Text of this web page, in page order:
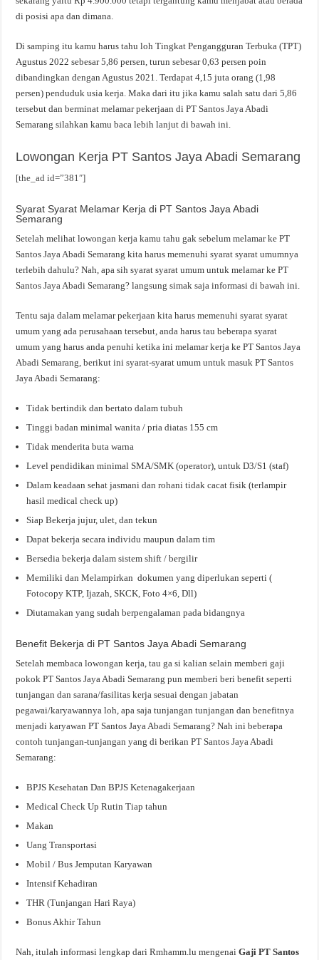
di posisi apa dan dimana.
Di samping itu kamu harus tahu loh Tingkat Pengangguran Terbuka (TPT)
Agustus 2022 sebesar 5,86 persen, turun sebesar 0,63 persen poin
dibandingkan dengan Agustus 2021. Terdapat 4,15 juta orang (1,98
persen) penduduk usia kerja. Maka dari itu jika kamu salah satu dari 5,86
tersebut dan berminat melamar pekerjaan di PT Santos Jaya Abadi
Semarang silahkan kamu baca lebih lanjut di bawah ini.
Lowongan Kerja PT Santos Jaya Abadi Semarang
[the_ad id=”381″]
Syarat Syarat Melamar Kerja di PT Santos Jaya Abadi
Semarang
Setelah melihat lowongan kerja kamu tahu gak sebelum melamar ke PT
Santos Jaya Abadi Semarang kita harus memenuhi syarat syarat umumnya
terlebih dahulu? Nah, apa sih syarat syarat umum untuk melamar ke PT
Santos Jaya Abadi Semarang? langsung simak saja informasi di bawah ini.
Tentu saja dalam melamar pekerjaan kita harus memenuhi syarat syarat
umum yang ada perusahaan tersebut, anda harus tau beberapa syarat
umum yang harus anda penuhi ketika ini melamar kerja ke PT Santos Jaya
Abadi Semarang, berikut ini syarat-syarat umum untuk masuk PT Santos
Jaya Abadi Semarang:
Tidak bertindik dan bertato dalam tubuh
Tinggi badan minimal wanita / pria diatas 155 cm
Tidak menderita buta warna
Level pendidikan minimal SMA/SMK (operator), untuk D3/S1 (staf)
Dalam keadaan sehat jasmani dan rohani tidak cacat fisik (terlampir
hasil medical check up)
Siap Bekerja jujur, ulet, dan tekun
Dapat bekerja secara individu maupun dalam tim
Bersedia bekerja dalam sistem shift / bergilir
Memiliki dan Melampirkan dokumen yang diperlukan seperti (
Fotocopy KTP, Ijazah, SKCK, Foto 4×6, Dll)
Diutamakan yang sudah berpengalaman pada bidangnya
Benefit Bekerja di PT Santos Jaya Abadi Semarang
Setelah membaca lowongan kerja, tau ga si kalian selain memberi gaji
pokok PT Santos Jaya Abadi Semarang pun memberi beri benefit seperti
tunjangan dan sarana/fasilitas kerja sesuai dengan jabatan
pegawai/karyawannya loh, apa saja tunjangan tunjangan dan benefitnya
menjadi karyawan PT Santos Jaya Abadi Semarang? Nah ini beberapa
contoh tunjangan-tunjangan yang di berikan PT Santos Jaya Abadi
Semarang:
BPJS Kesehatan Dan BPJS Ketenagakerjaan
Medical Check Up Rutin Tiap tahun
Makan
Uang Transportasi
Mobil / Bus Jemputan Karyawan
Intensif Kehadiran
THR (Tunjangan Hari Raya)
Bonus Akhir Tahun
Nah, itulah informasi lengkap dari Rmhamm.lu mengenaiGaji PT Santos